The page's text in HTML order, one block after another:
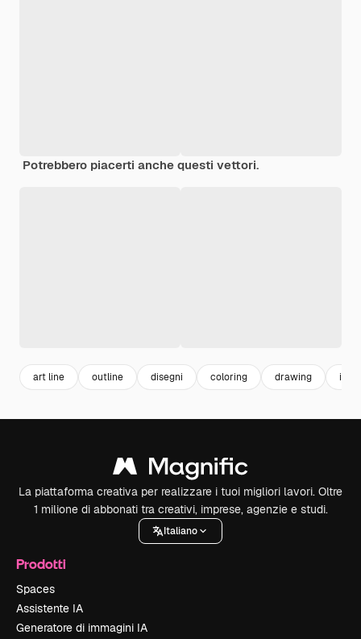
Potrebbero piacerti anche questi vettori.
art line outline disegni coloring drawing
La piattaforma creativa per realizzare i tuoi migliori lavori. Oltre
1 milione di abbonati tra creativi, imprese, agenzie e studi.
Italiano
Prodotti
Spaces
Assistente IA
Generatore di immagini IA